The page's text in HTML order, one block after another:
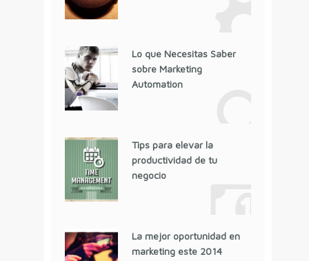
Lo que Necesitas Saber
sobre Marketing
Automation
Tips para elevar la
productividad de tu
negocio
La mejor oportunidad en
marketing este 2014